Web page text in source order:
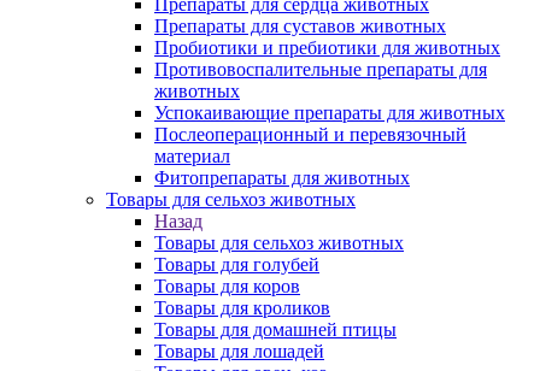
Препараты для сердца животных
Препараты для суставов животных
Пробиотики и пребиотики для животных
Противовоспалительные препараты для
животных
Успокаивающие препараты для животных
Послеоперационный и перевязочный
материал
Фитопрепараты для животных
Товары для сельхоз животных
Назад
Товары для сельхоз животных
Товары для голубей
Товары для коров
Товары для кроликов
Товары для домашней птицы
Товары для лошадей